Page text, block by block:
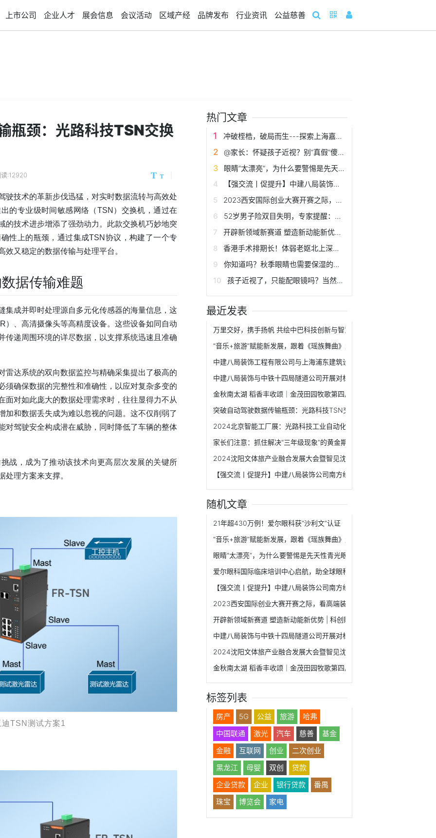
上市公司 企业人才 展会信息 会议活动 区域产经 品牌发布 行业资讯 公益慈善
瓶颈：光路科技TSN交换
:12920
驶技术的革新步伐迅猛，对实时数据流转与高效处
的专业级时间敏感网络（TSN）交换机，通过在
的技术进步增添了强劲动力。此款交换机巧妙地突
性上的瓶颈，通过集成TSN协议，构建了一个专
又稳定的数据传输与处理平台。
据传输难题
集成并即时处理源自多元化传感器的海量信息，这
）、高清摄像头等高精度设备。这些设备如同自动
传递周围环境的详尽数据，以支撑系统迅速且准确
雷达系统的双向数据监控与精确采集提出了极高的
须确保数据的完整性和准确性，以应对复杂多变的
面对如此庞大的数据处理需求时，往往显得力不从
加和数据丢失成为难以忽视的问题。这不仅削弱了
对驾驶安全构成潜在威胁，同时降低了车辆的整体
战，成为了推动该技术向更高层次发展的关键所
处理方案来支撑。
TSN测试方案1
热门文章
冲破桎梏，破局而生---探索上海嘉定大融城的经营之道
@家长：怀疑孩子近视？别“真假”傻傻分不清
眼睛“太漂亮”，为什么要警惕是先天性青光眼？
【强交流丨促提升】中建八局装饰公司南方经理部同总承包公司第二分公司开展对标交流
2023西安国际创业大赛开赛之际，看高端装备制造硬核“出圈”
52岁男子险双目失明，专家提醒：糖尿病患者需警惕青光眼的发生
开辟新领域新赛道 塑造新动能新优势 | 科创赋能 助力西安建设国家创新名城
香港手术排期长！体弱老妪北上深圳，成功在爱尔解决急性泪囊炎
你知道吗？秋季眼睛也需要保湿的哟！
孩子近视了，只能配眼镜吗？当然不！
最近发表
万里交好，携手扬帆 共绘中巴科技创新与智慧城市新篇章
“音乐+旅游”赋能新发展，跟着《瑶族舞曲》走进千年瑶寨！
中建八局装饰工程有限公司与上海浦东建筑设计研究院有限公司签署战略
中建八局装饰与中铁十四局隧道公司开展对标交流学习活动
金秋南太湖 稻香丰收颂｜金茂田园牧歌第四届丰收节开幕！
突破自动驾驶数据传输瓶颈：光路科技TSN交换机应用解读
2024北京智能工厂展：光路科技工业自动化交换机赋能智能制造
家长们注意：抓住解决“三年级现象”的黄金期！
2024沈阳文体旅产业融合发展大会暨智见沈阳产投大会成功举办
【强交流丨促提升】中建八局装饰公司南方经理部同总承包公司第二分公
随机文章
21年超430万例！爱尔眼科获“沙利文”认证
“音乐+旅游”赋能新发展，跟着《瑶族舞曲》走进千年瑶寨！
眼睛“太漂亮”，为什么要警惕是先天性青光眼？
爱尔眼科国际临床培训中心启航，助全球眼科医疗人才孵化提速
【强交流丨促提升】中建八局装饰公司南方经理部同总承包公司第二分公
2023西安国际创业大赛开赛之际，看高端装备制造硬核“出圈”
开辟新领域新赛道 塑造新动能新优势 | 科创赋能 助力西安建设国家创新名
中建八局装饰与中铁十四局隧道公司开展对标交流学习活动
2024沈阳文体旅产业融合发展大会暨智见沈阳产投大会成功举办
金秋南太湖 稻香丰收颂｜金茂田园牧歌第四届丰收节开幕！
标签列表
房产 5G 公益 旅游
哈弗
中国联通
激光 汽车 慈善
基金
金融
互联网 创业
二次创业
黑龙江
母婴 双创
贷款
企业贷款
企业 银行贷款
番禺
珠宝
博览会 家电